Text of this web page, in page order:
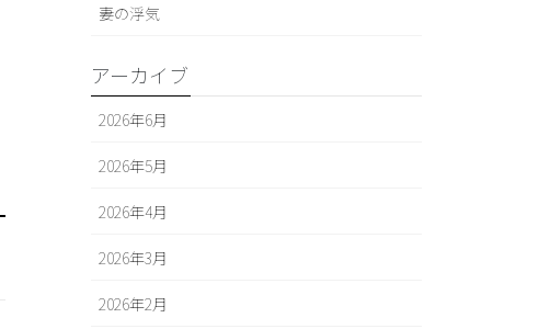
妻の浮気
アーカイブ
2026年6月
2026年5月
2026年4月
2026年3月
2026年2月